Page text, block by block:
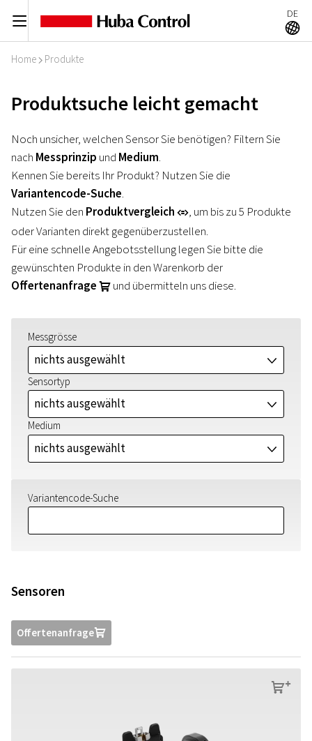
C DE
A
Home I Produkte
Produktsuche leicht gemacht
Noch unsicher, welchen Sensor Sie benötigen? Filtern Sie
nach Messprinzip und Medium.
Kennen Sie bereits Ihr Produkt? Nutzen Sie die
Variantencode-Suche.
Nutzen Sie den Produktvergleich r, um bis zu 5 Produkte
oder Varianten direkt gegenüberzustellen.
Für eine schnelle Angebotsstellung legen Sie bitte die
gewünschten Produkte in den Warenkorb der
Offertenanfrage U und übermitteln uns diese.
Messgrösse
nichts ausgewählt J
Sensortyp
nichts ausgewählt J
Medium
nichts ausgewählt J
Variantencode-Suche
Sensoren
OffertenanfrageU
s